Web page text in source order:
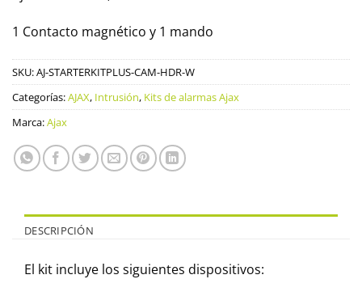
1 Contacto magnético y 1 mando
SKU:AJ-STARTERKITPLUS-CAM-HDR-W
Categorías:AJAX, Intrusión, Kits de alarmas Ajax
Marca:Ajax
DESCRIPCIÓN
El kit incluye los siguientes dispositivos: